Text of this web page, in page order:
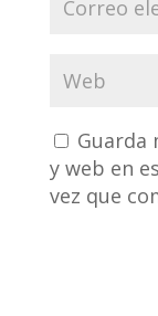
Guarda
y web en
vez que